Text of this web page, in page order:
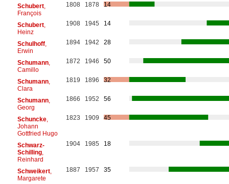
Schubert,
François
1808 1878 14
Schubert,
Heinz
1908 1945 14
Schulhoff,
Erwin
1894 1942 28
Schumann,
Camillo
1872 1946 50
Schumann,
Clara
1819 1896 32
Schumann,
Georg
1866 1952 56
Schuncke,
Johann
Gottfried Hugo
1823 1909 45
Schwarz-
Schilling,
Reinhard
1904 1985 18
Schweikert,
Margarete
1887 1957 35